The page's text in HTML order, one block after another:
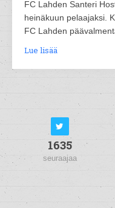
FC Lahden Santeri
heinäkuun pelaajaksi.
FC Lahden
Lue lisää
1635
seuraajaa